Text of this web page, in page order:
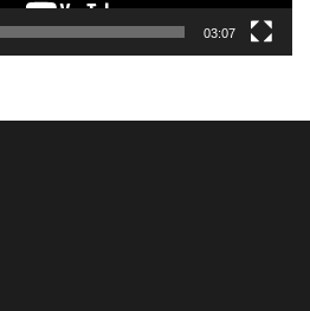
03:07